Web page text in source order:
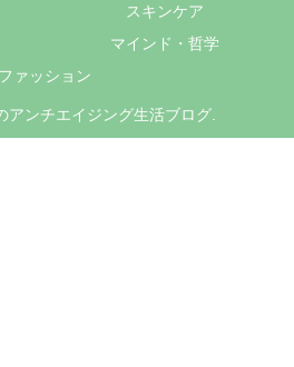
スキンケア
マインド・哲学
ファッション
ンチエイジング生活ブログ.